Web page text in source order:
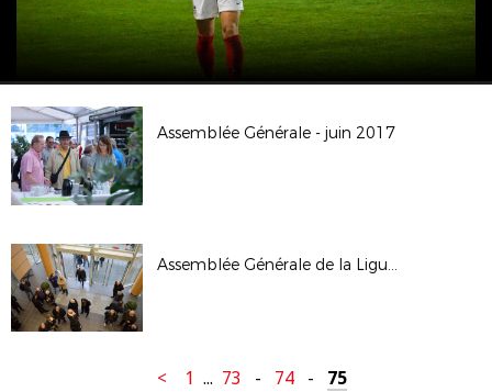
Assemblée Générale - juin 2017
Assemblée Générale de la Ligue - janv 2017
< 1 ... 73 - 74 - 75